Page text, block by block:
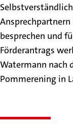
besprechen und
Förderantrags
Watermann nach
Pommerening in